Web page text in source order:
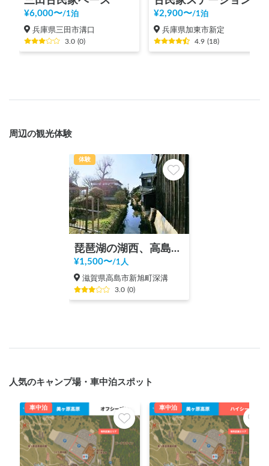
¥6,000〜/1泊
兵庫県三田市溝口
3.0 (0)
¥2,900〜/1泊
兵庫県加東市新定
4.9 (18)
周辺の観光体験
体験
琵琶湖の湖西、高島市の魅力をシェア
¥1,500〜/1人
滋賀県高島市新旭町深溝
3.0 (0)
人気のキャンプ場・車中泊スポット
車中泊 車中泊